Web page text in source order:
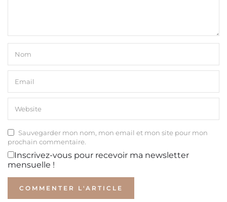
Sauvegarder mon nom, mon email et mon site pour mon
prochain commentaire.
Inscrivez-vous pour recevoir ma newsletter
mensuelle !